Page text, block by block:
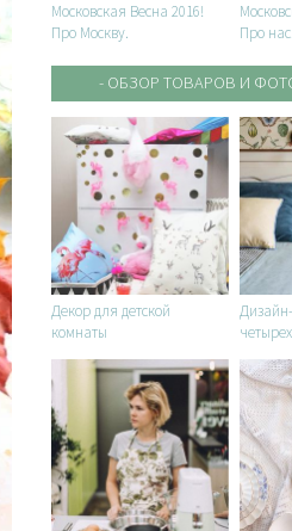
Московская Весна 2016!
Про Москву.
Про нас.
- ОБЗОР ТОВАРОВ И
Декор для детской
комнаты
с
Living